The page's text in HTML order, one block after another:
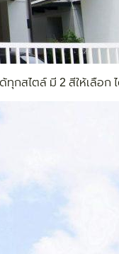
สไตล์ มี 2 สีให้เลือก